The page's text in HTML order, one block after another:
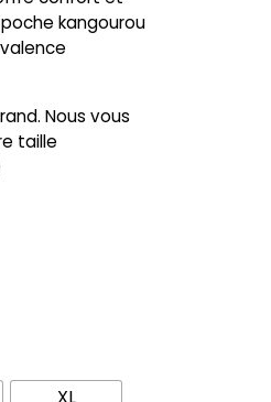
kangourou
Nous vous
taille